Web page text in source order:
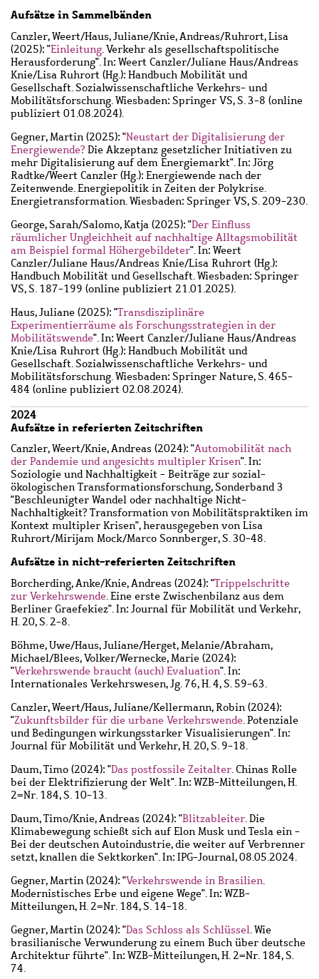
Aufsätze in Sammelbänden
Canzler, Weert/Haus, Juliane/Knie, Andreas/Ruhrort, Lisa
(2025): "Einleitung. Verkehr als gesellschaftspolitische
Herausforderung". In: Weert Canzler/Juliane Haus/Andreas
Knie/Lisa Ruhrort (Hg.): Handbuch Mobilität und
Gesellschaft. Sozialwissenschaftliche Verkehrs- und
Mobilitätsforschung. Wiesbaden: Springer VS, S. 3-8 (online
publiziert 01.08.2024).
Gegner, Martin (2025): "Neustart der Digitalisierung der
Energiewende? Die Akzeptanz gesetzlicher Initiativen zu
mehr Digitalisierung auf dem Energiemarkt". In: Jörg
Radtke/Weert Canzler (Hg.): Energiewende nach der
Zeitenwende. Energiepolitik in Zeiten der Polykrise.
Energietransformation. Wiesbaden: Springer VS, S. 209-230.
George, Sarah/Salomo, Katja (2025): "Der Einfluss
räumlicher Ungleichheit auf nachhaltige Alltagsmobilität
am Beispiel formal Höhergebildeter". In: Weert
Canzler/Juliane Haus/Andreas Knie/Lisa Ruhrort (Hg.):
Handbuch Mobilität und Gesellschaft. Wiesbaden: Springer
VS, S. 187-199 (online publiziert 21.01.2025).
Haus, Juliane (2025): "Transdisziplinäre
Experimentierräume als Forschungsstrategien in der
Mobilitätswende". In: Weert Canzler/Juliane Haus/Andreas
Knie/Lisa Ruhrort (Hg.): Handbuch Mobilität und
Gesellschaft. Sozialwissenschaftliche Verkehrs- und
Mobilitätsforschung. Wiesbaden: Springer Nature, S. 465-
484 (online publiziert 02.08.2024).
2024
Aufsätze in referierten Zeitschriften
Canzler, Weert/Knie, Andreas (2024): "Automobilität nach
der Pandemie und angesichts multipler Krisen". In:
Soziologie und Nachhaltigkeit - Beiträge zur sozial-
ökologischen Transformationsforschung, Sonderband 3
"Beschleunigter Wandel oder nachhaltige Nicht-
Nachhaltigkeit? Transformation von Mobilitätspraktiken im
Kontext multipler Krisen", herausgegeben von Lisa
Ruhrort/Mirijam Mock/Marco Sonnberger, S. 30-48.
Aufsätze in nicht-referierten Zeitschriften
Borcherding, Anke/Knie, Andreas (2024): "Trippelschritte
zur Verkehrswende. Eine erste Zwischenbilanz aus dem
Berliner Graefekiez". In: Journal für Mobilität und Verkehr,
H. 20, S. 2-8.
Böhme, Uwe/Haus, Juliane/Herget, Melanie/Abraham,
Michael/Blees, Volker/Wernecke, Marie (2024):
"Verkehrswende braucht (auch) Evaluation". In:
Internationales Verkehrswesen, Jg. 76, H. 4, S. 59-63.
Canzler, Weert/Haus, Juliane/Kellermann, Robin (2024):
"Zukunftsbilder für die urbane Verkehrswende. Potenziale
und Bedingungen wirkungsstarker Visualisierungen". In:
Journal für Mobilität und Verkehr, H. 20, S. 9-18.
Daum, Timo (2024): "Das postfossile Zeitalter. Chinas Rolle
bei der Elektrifizierung der Welt". In: WZB-Mitteilungen, H.
2=Nr. 184, S. 10-13.
Daum, Timo/Knie, Andreas (2024): "Blitzableiter. Die
Klimabewegung schießt sich auf Elon Musk und Tesla ein -
Bei der deutschen Autoindustrie, die weiter auf Verbrenner
setzt, knallen die Sektkorken". In: IPG-Journal, 08.05.2024.
Gegner, Martin (2024): "Verkehrswende in Brasilien.
Modernistisches Erbe und eigene Wege". In: WZB-
Mitteilungen, H. 2=Nr. 184, S. 14-18.
Gegner, Martin (2024): "Das Schloss als Schlüssel. Wie
brasilianische Verwunderung zu einem Buch über deutsche
Architektur führte". In: WZB-Mitteilungen, H. 2=Nr. 184, S.
74.